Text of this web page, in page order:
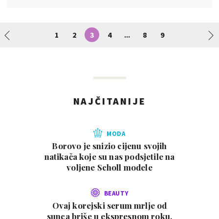
1 2 3 4 ... 8 9
NAJČITANIJE
MODA
Borovo je snizio cijenu svojih
natikača koje su nas podsjetile na
voljene Scholl modele
BEAUTY
Ovaj korejski serum mrlje od
sunca briše u ekspresnom roku,